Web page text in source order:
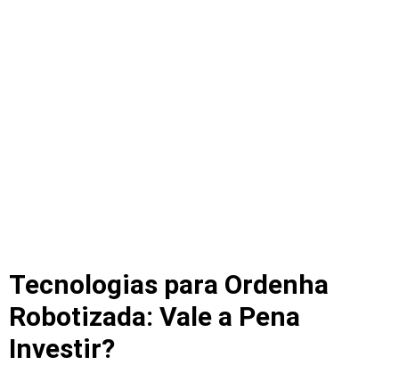
Tecnologias para Ordenha
Robotizada: Vale a Pena
Investir?